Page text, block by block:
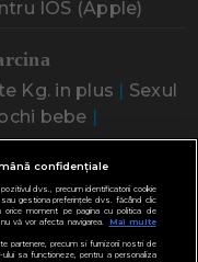
IOS (Apple)
Kg. in plus | Sexul
bebe |
confidențiale
dvs., precum identificatorii cookie
gestiona preferințele dvs. făcând clic
orice moment pe pagina cu politica de
vă vor afecta navigarea.
Mai multe
partenere, precum si furnizorii nostri de
sa functioneze, pentru a personaliza